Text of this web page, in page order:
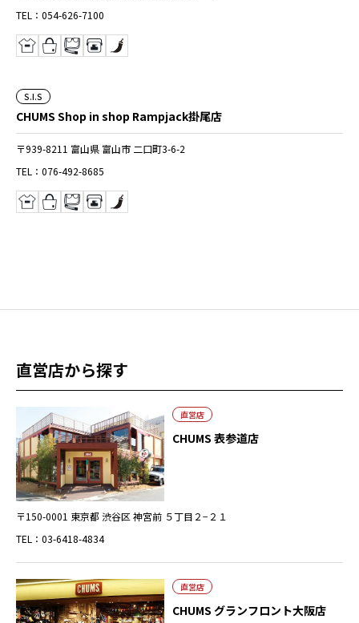
TEL：054-626-7100
S.I.S
CHUMS Shop in shop Rampjack掛尾店
〒939-8211 富山県 富山市 二口町3-6-2
TEL：076-492-8685
直営店から探す
直営店
CHUMS 表参道店
〒150-0001 東京都 渋谷区 神宮前 ５丁目２−２１
TEL：03-6418-4834
直営店
CHUMS グランフロント大阪店